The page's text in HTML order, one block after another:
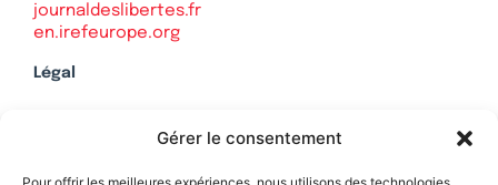
Gérer le consentement
journaldeslibertes.fr
en.irefeurope.org
Légal
Politique de confidentialité